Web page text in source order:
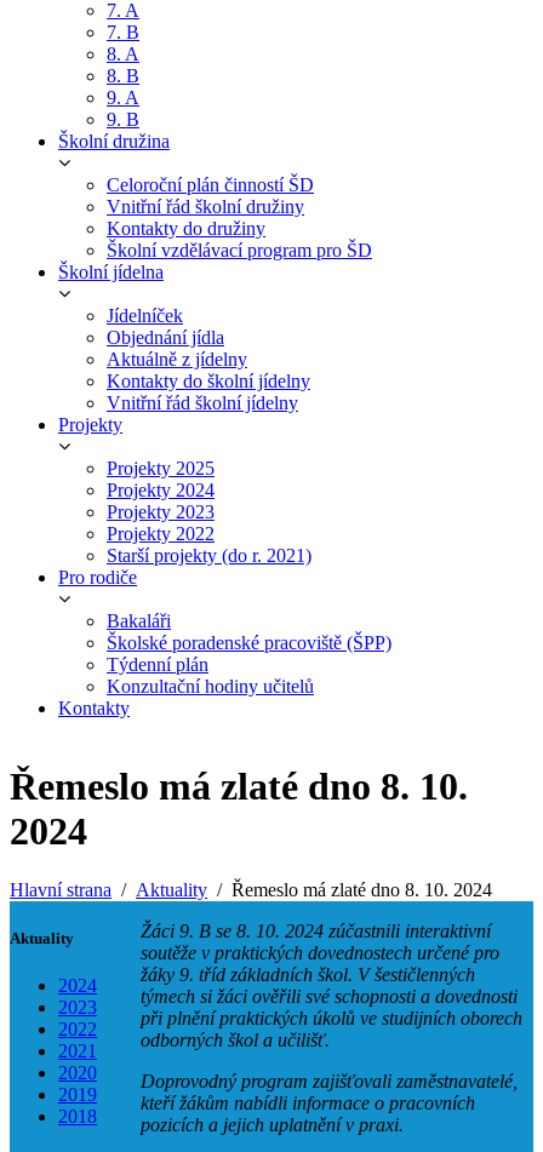
7. A
7. B
8. A
8. B
9. A
9. B
Školní družina
Celoroční plán činností ŠD
Vnitřní řád školní družiny
Kontakty do družiny
Školní vzdělávací program pro ŠD
Školní jídelna
Jídelníček
Objednání jídla
Aktuálně z jídelny
Kontakty do školní jídelny
Vnitřní řád školní jídelny
Projekty
Projekty 2025
Projekty 2024
Projekty 2023
Projekty 2022
Starší projekty (do r. 2021)
Pro rodiče
Bakaláři
Školské poradenské pracoviště (ŠPP)
Týdenní plán
Konzultační hodiny učitelů
Kontakty
Řemeslo má zlaté dno 8. 10.
2024
Hlavní strana Aktuality Řemeslo má zlaté dno 8. 10. 2024
Aktuality
2024
2023
2022
2021
2020
2019
2018
Žáci 9. B se 8. 10. 2024 zúčastnili interaktivní
soutěže v praktických dovednostech určené pro
žáky 9. tříd základních škol. V šestičlenných
týmech si žáci ověřili své schopnosti a dovednosti
při plnění praktických úkolů ve studijních oborech
odborných škol a učilišť.
Doprovodný program zajišťovali zaměstnavatelé,
kteří žákům nabídli informace o pracovních
pozicích a jejich uplatnění v praxi.